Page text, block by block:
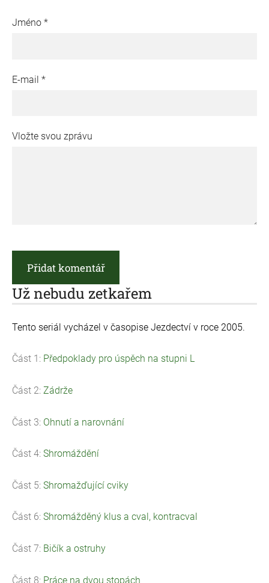
Už nebudu zetkařem
Tento seriál vycházel v časopise Jezdectví v roce 2005.
Část 1: Předpoklady pro úspěch na stupni L
Část 2: Zádrže
Část 3: Ohnutí a narovnání
Část 4: Shromáždění
Část 5: Shromažďující cviky
Část 6: Shromážděný klus a cval, kontracval
Část 7: Bičík a ostruhy
Část 8: Práce na dvou stopách
Jméno *
E-mail *
Vložte svou zprávu